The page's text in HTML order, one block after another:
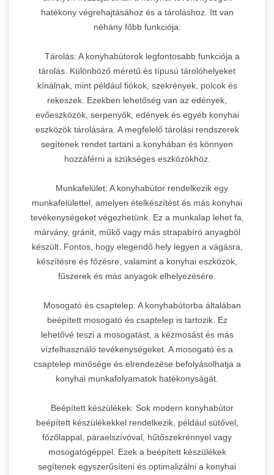
hatékony végrehajtásához és a tároláshoz. Itt van
néhány főbb funkciója:
Tárolás: A konyhabútorok legfontosabb funkciója a
tárolás. Különböző méretű és típusú tárolóhelyeket
kínálnak, mint például fiókok, szekrények, polcok és
rekeszek. Ezekben lehetőség van az edények,
evőeszközök, serpenyők, edények és egyéb konyhai
eszközök tárolására. A megfelelő tárolási rendszerek
segítenek rendet tartani a konyhában és könnyen
hozzáférni a szükséges eszközökhöz.
Munkafelület: A konyhabútor rendelkezik egy
munkafelülettel, amelyen ételkészítést és más konyhai
tevékenységeket végezhetünk. Ez a munkalap lehet fa,
márvány, gránit, műkő vagy más strapabíró anyagból
készült. Fontos, hogy elegendő hely legyen a vágásra,
készítésre és főzésre, valamint a konyhai eszközök,
fűszerek és más anyagok elhelyezésére.
Mosogató és csaptelep: A konyhabútorba általában
beépített mosogató és csaptelep is tartozik. Ez
lehetővé teszi a mosogatást, a kézmosást és más
vízfelhasználó tevékenységeket. A mosogató és a
csaptelep minősége és elrendezése befolyásolhatja a
konyhai munkafolyamatok hatékonyságát.
Beépített készülékek: Sok modern konyhabútor
beépített készülékekkel rendelkezik, például sütővel,
főzőlappal, páraelszívóval, hűtőszekrénnyel vagy
mosogatógéppel. Ezek a beépített készülékek
segítenek egyszerűsíteni és optimalizálni a konyhai